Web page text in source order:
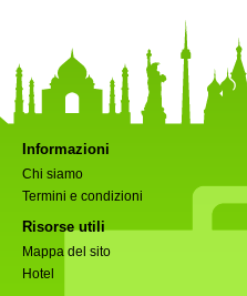
Informazioni
Chi siamo
Termini e condizioni
Risorse utili
Mappa del sito
Hotel